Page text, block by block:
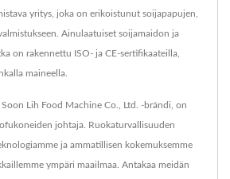
yritys, joka on erikoistunut soijapapujen,
Ainulaatuiset soijamaidon ja
on rakennettu ISO- ja CE-sertifikaateilla,
maineella.
Lih Food Machine Co., Ltd. -brändi, on
johtaja. Ruokaturvallisuuden
ja ammatillisen kokemuksemme
ympäri maailmaa. Antakaa meidän